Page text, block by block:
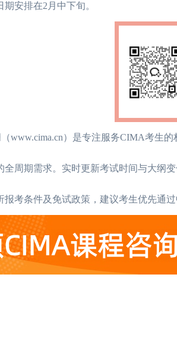
安排在2月中下旬。
www.cima.cn）是专注服务CIMA考生
全周期需求。实时更新考试时间与大
报考条件及免试政策，建议考生优先通